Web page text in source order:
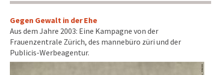
Gegen Gewalt in der Ehe
Aus dem Jahre 2003: Eine Kampagne von der
Frauenzentrale Zürich, des mannebüro züri und der
Publicis-Werbeagentur.